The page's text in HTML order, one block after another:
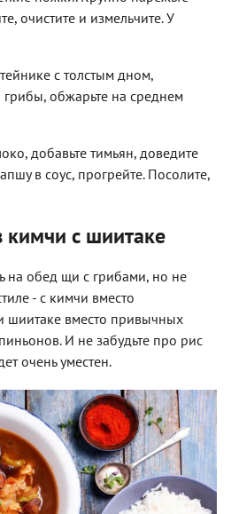
очистите и измельчите. У
с толстым дном,
грибы, обжарьте на среднем
добавьте тимьян, доведите
в соус, прогрейте. Посолите,
кимчи с шиитаке
на обед щи с грибами, но не
- с кимчи вместо
шиитаке вместо привычных
И не забудьте про рис
очень уместен.